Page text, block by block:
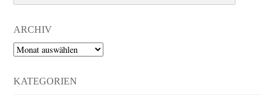
ARCHIV
Archiv
KATEGORIEN